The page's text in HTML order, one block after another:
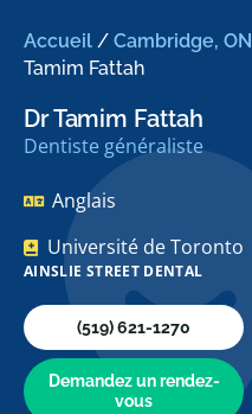
Accueil / Cambridge, ON
Tamim Fattah
Dr Tamim Fattah
Dentiste généraliste
Anglais
Université de Toronto
AINSLIE STREET DENTAL
(519) 621-1270
Demandez un rendez-
vous